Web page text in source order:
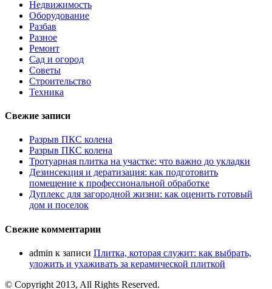
Недвижимость
Оборудование
Разбав
Разное
Ремонт
Сад и огород
Советы
Строительство
Техника
Свежие записи
Разрыв ПКС колена
Разрыв ПКС колена
Тротуарная плитка на участке: что важно до укладки
Дезинсекция и дератизация: как подготовить
помещение к профессиональной обработке
Дуплекс для загородной жизни: как оценить готовый
дом и поселок
Свежие комментарии
admin к записи Плитка, которая служит: как выбрать,
уложить и ухаживать за керамической плиткой
© Copyright 2013, All Rights Reserved.